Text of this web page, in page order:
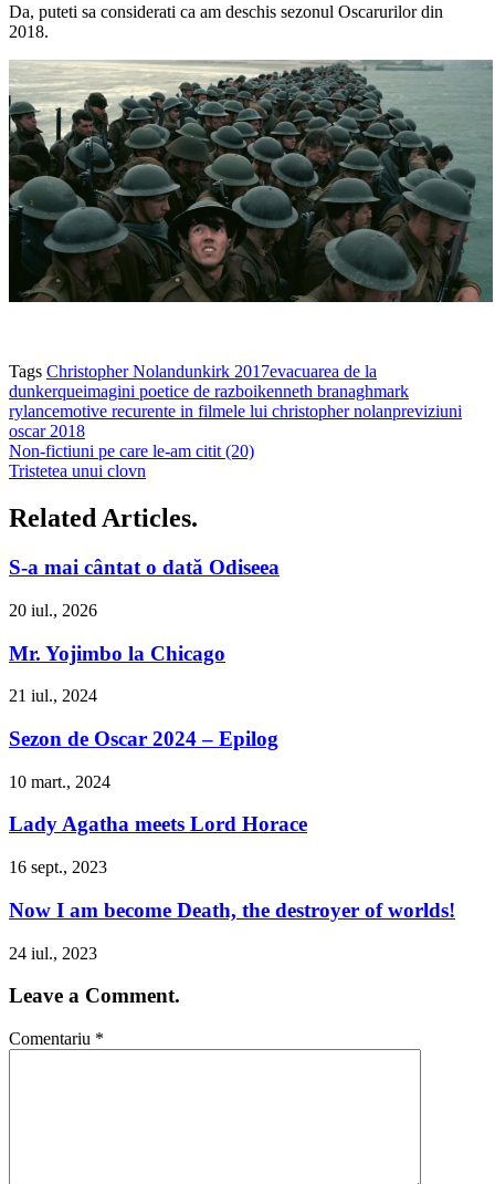
Da, puteti sa considerati ca am deschis sezonul Oscarurilor din
2018.
Tags Christopher Nolandunkirk 2017evacuarea de la
dunkerqueimagini poetice de razboikenneth branaghmark
rylancemotive recurente in filmele lui christopher nolanpreviziuni
oscar 2018
Non-fictiuni pe care le-am citit (20)
Tristetea unui clovn
Related Articles.
S-a mai cântat o dată Odiseea
20 iul., 2026
Mr. Yojimbo la Chicago
21 iul., 2024
Sezon de Oscar 2024 – Epilog
10 mart., 2024
Lady Agatha meets Lord Horace
16 sept., 2023
Now I am become Death, the destroyer of worlds!
24 iul., 2023
Leave a Comment.
Comentariu *